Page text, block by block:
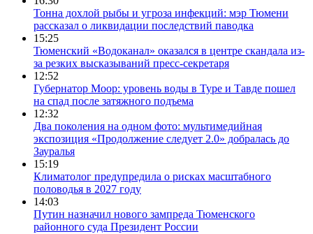
Тонна дохлой рыбы и угроза инфекций: мэр Тюмени
рассказал о ликвидации последствий паводка
15:25
Тюменский «Водоканал» оказался в центре скандала из-
за резких высказываний пресс-секретаря
12:52
Губернатор Моор: уровень воды в Туре и Тавде пошел
на спад после затяжного подъема
12:32
Два поколения на одном фото: мультимедийная
экспозиция «Продолжение следует 2.0» добралась до
Зауралья
15:19
Климатолог предупредила о рисках масштабного
половодья в 2027 году
14:03
Путин назначил нового зампреда Тюменского
районного суда Президент России